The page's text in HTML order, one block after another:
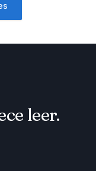
leer.